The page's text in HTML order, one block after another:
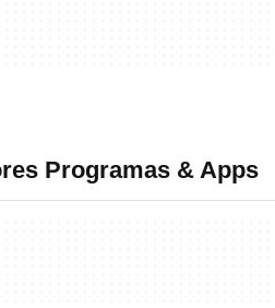
Programas & Apps